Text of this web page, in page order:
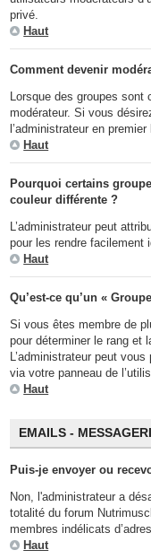
privé.
Haut
Comment devenir
Lorsque des groupes sont
modérateur. Si vous
l’administrateur en
Haut
Pourquoi certains
couleur différente ?
L’administrateur peut
pour les rendre facilement
Haut
Qu’est-ce qu’un «
Si vous êtes membre de
pour déterminer le rang et
L’administrateur peut
via votre panneau de
Haut
EMAILS -
Puis-je envoyer ou
Non, l'administrateur a
totalité du forum
membres indélicats
Haut